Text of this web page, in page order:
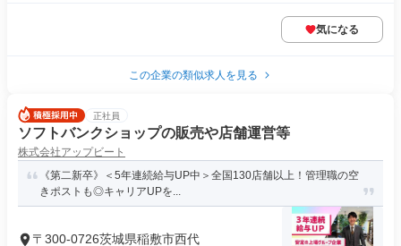
気になる
この企業の類似求人を見る
正社員
ソフトバンクショップの販売や店舗運営等
株式会社アップビート
《第二新卒》＜5年連続給与UP中＞全国130店舗以上！管理職の空
きポストも◎キャリアUPを...
〒300-0726茨城県稲敷市西代